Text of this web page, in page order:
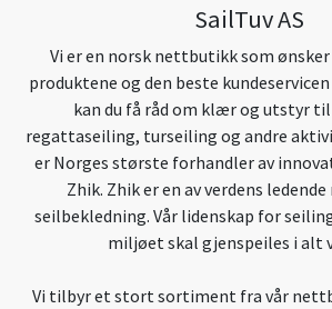
SailTuv AS
Vi er en norsk nettbutikk som
produktene og den beste kundeservicen
kan du få råd om klær og utstyr
regattaseiling, turseiling og andre
er Norges største forhandler av
Zhik. Zhik er en av verdens
seilbekledning. Vår lidenskap for
miljøet skal gjenspeiles i alt
Vi tilbyr et stort sortiment fra vår